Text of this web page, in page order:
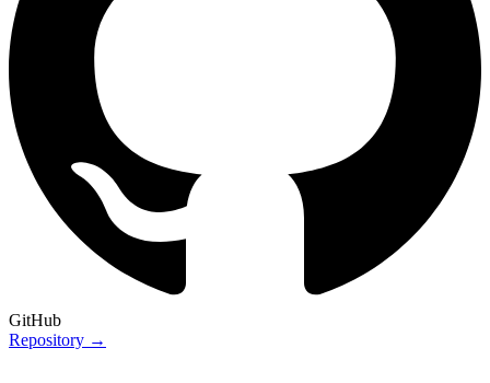
GitHub
Repository →